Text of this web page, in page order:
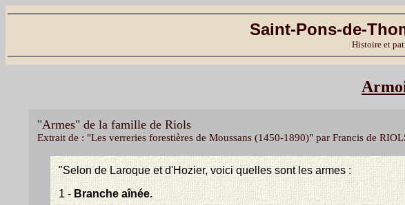
Saint-Pons-de-
Histoire et
"Armes" de la famille de Riols
Extrait de : "Les verreries forestières de Moussans (1450-1890)" par Francis de
"Selon de Laroque et d'Hozier, voici quelles sont les armes :
1 - Branche aînée.